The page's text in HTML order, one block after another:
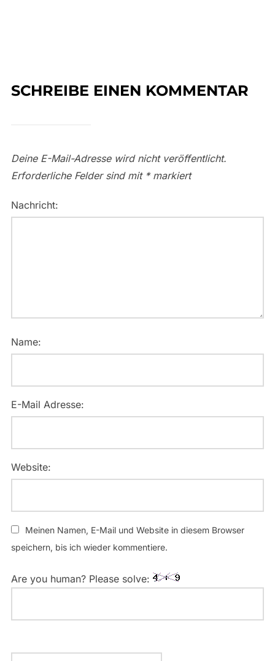
SCHREIBE EINEN KOMMENTAR
Deine E-Mail-Adresse wird nicht veröffentlicht.
Erforderliche Felder sind mit *markiert
Nachricht:
Name:
E-Mail Adresse:
Website:
Meinen Namen, E-Mail und Website in diesem Browser
speichern, bis ich wieder kommentiere.
Are you human? Please solve: